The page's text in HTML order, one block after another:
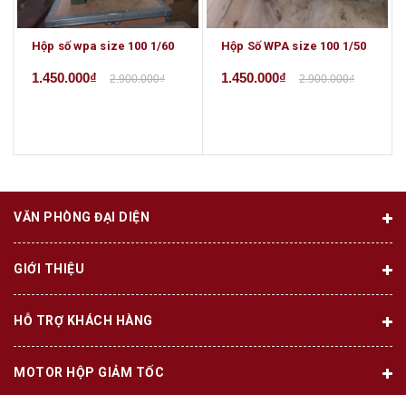
Hộp số wpa size 100 1/60
1.450.000₫ 2.900.000₫
Hộp Số WPA size 100 1/50
1.450.000₫ 2.900.000₫
VĂN PHÒNG ĐẠI DIỆN
GIỚI THIỆU
HỖ TRỢ KHÁCH HÀNG
MOTOR HỘP GIẢM TỐC